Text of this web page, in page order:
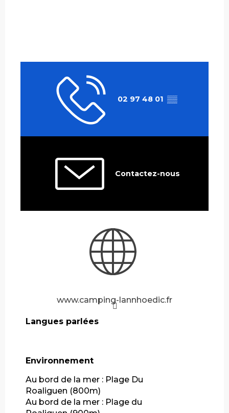
02 97 48 01 ▒▒
Contactez-nous
www.camping-lannhoedic.fr
Langues parlées
Langues parlées
Environnement
Environnement
Au bord de la mer : Plage Du
Roaliguen (800m)
Au bord de la mer : Plage du